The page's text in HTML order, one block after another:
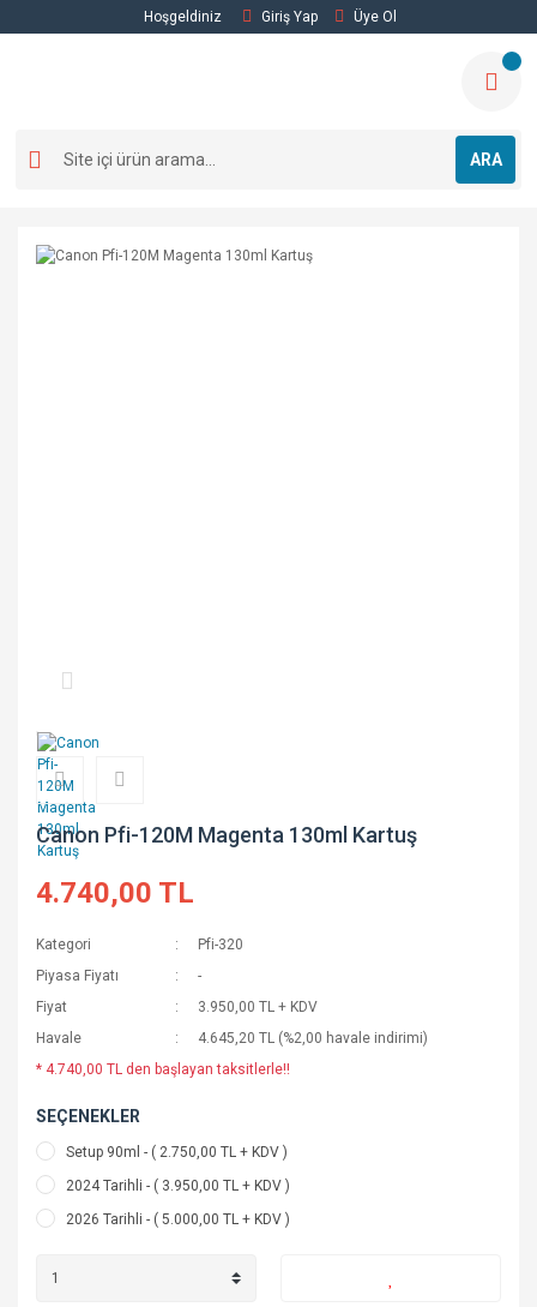
Hoşgeldiniz Giriş Yap Üye Ol
ARA
Canon Pfi-120M Magenta 130ml Kartuş
4.740,00 TL
Kategori
Pfi-320
Piyasa Fiyatı
-
Fiyat
3.950,00 TL + KDV
Havale
4.645,20 TL (%2,00 havale indirimi)
* 4.740,00 TL den başlayan taksitlerle!!
SEÇENEKLER
Setup 90ml - ( 2.750,00 TL + KDV )
2024 Tarihli - ( 3.950,00 TL + KDV )
2026 Tarihli - ( 5.000,00 TL + KDV )